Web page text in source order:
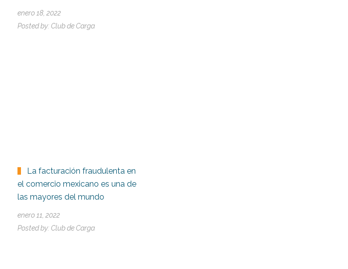
enero 18, 2022
Posted by: Club de Carga
La facturación fraudulenta en
el comercio mexicano es una de
las mayores del mundo
enero 11, 2022
Posted by: Club de Carga